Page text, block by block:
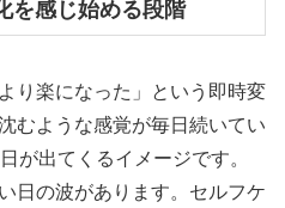
を感じ始める段階
り楽になった」という即時変
むような感覚が毎日続いてい
が出てくるイメージです。
日の波があります。セルフケ